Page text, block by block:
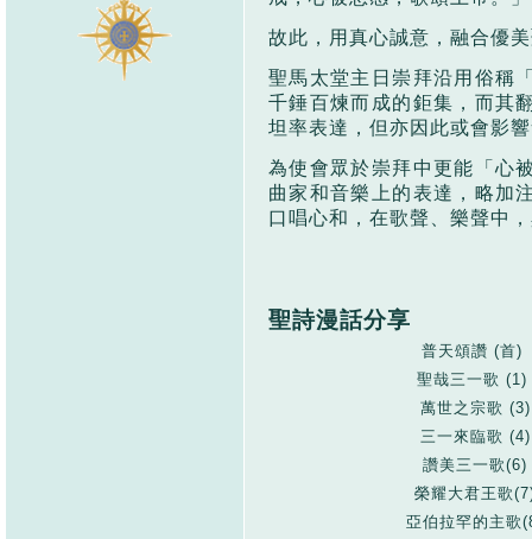
故此，用真心誠意，融合優
聖馬太堂主日崇拜沿用俗稱
千錘百煉而成的鉅集，而其
坦率表達，但亦因此或會影
為使會眾於崇拜中更能「心
曲家和音樂上的表達，略加
口唱心和，在歌聲、樂聲中
聖詩漫話分享
普天頌讚 (首)
聖哉三一歌 (1)
萬世之宗歌 (3)
三一來臨歌 (4)
讚美三一歌(6)
榮耀大君王歌
亞伯拉罕的主歌